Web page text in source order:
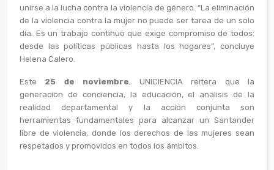
unirse a la lucha contra la violencia de género. “La eliminación
de la violencia contra la mujer no puede ser tarea de un solo
día. Es un trabajo continuo que exige compromiso de todos:
desde las políticas públicas hasta los hogares”, concluye
Helena Calero.
Este 25 de noviembre, UNICIENCIA reitera que la
generación de conciencia, la educación, el análisis de la
realidad departamental y la acción conjunta son
herramientas fundamentales para alcanzar un Santander
libre de violencia, donde los derechos de las mujeres sean
respetados y promovidos en todos los ámbitos.